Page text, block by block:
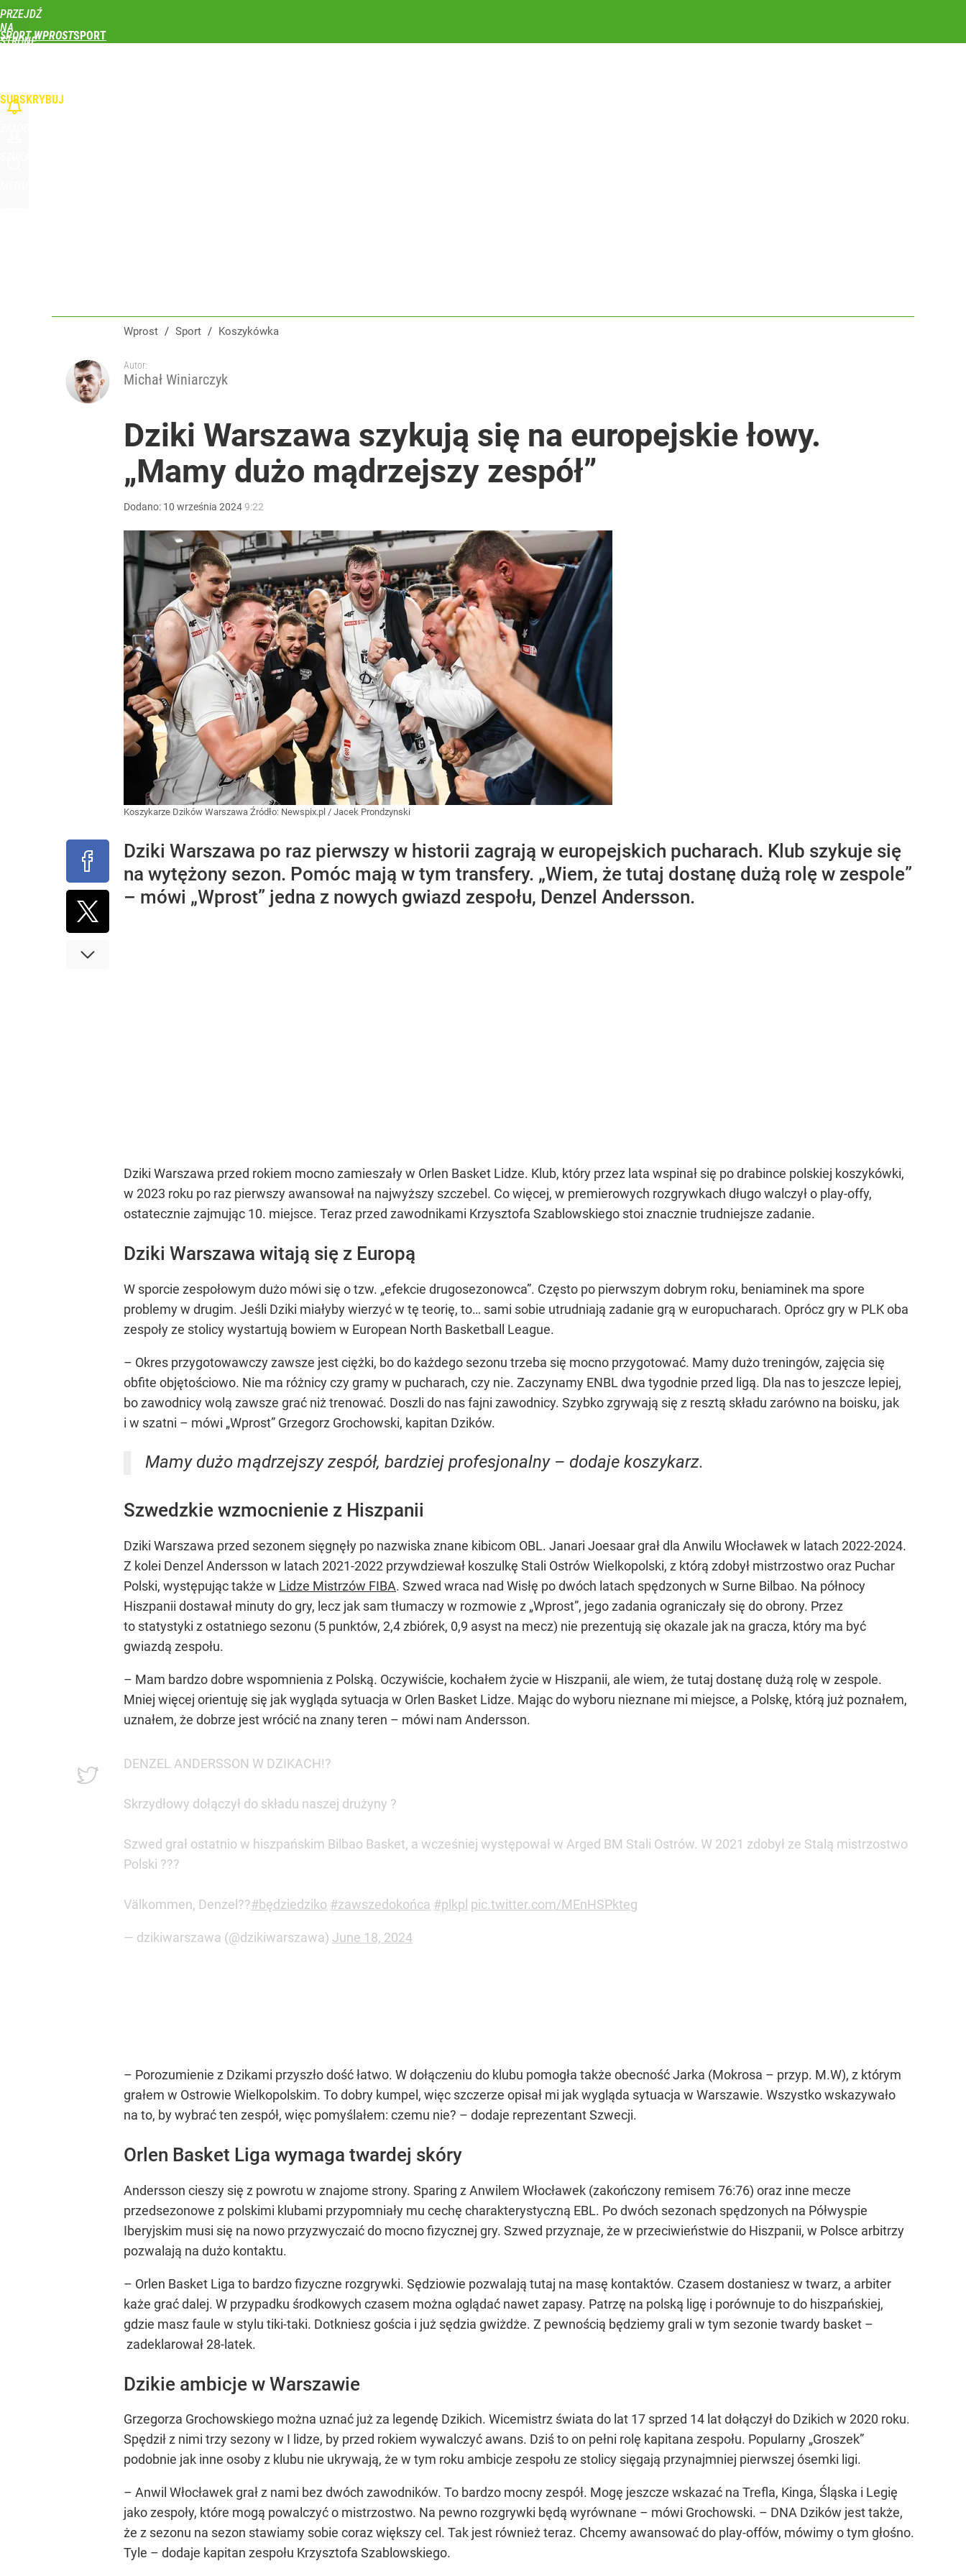
PRZEJDŹ
NA
STRONĘ
SPORT WPROST
SUBSKRYBUJ
Wprost / Sport / Koszykówka
Autor:
Michał Winiarczyk
Dziki Warszawa szykują się na europejskie łowy.
„Mamy dużo mądrzejszy zespół”
Dodano: 10 września 20249:22
Koszykarze Dzików Warszawa Źródło: Newspix.pl / Jacek Prondzynski
Dziki Warszawa po raz pierwszy w historii zagrają w europejskich pucharach. Klub szykuje się
na wytężony sezon. Pomóc mają w tym transfery. „Wiem, że tutaj dostanę dużą rolę w zespole”
– mówi „Wprost” jedna z nowych gwiazd zespołu, Denzel Andersson.
Dziki Warszawa przed rokiem mocno zamieszały w Orlen Basket Lidze. Klub, który przez lata wspinał się po drabince polskiej koszykówki,
w 2023 roku po raz pierwszy awansował na najwyższy szczebel. Co więcej, w premierowych rozgrywkach długo walczył o play-offy,
ostatecznie zajmując 10. miejsce. Teraz przed zawodnikami Krzysztofa Szablowskiego stoi znacznie trudniejsze zadanie.
Dziki Warszawa witają się z Europą
W sporcie zespołowym dużo mówi się o tzw. „efekcie drugosezonowca”. Często po pierwszym dobrym roku, beniaminek ma spore
problemy w drugim. Jeśli Dziki miałyby wierzyć w tę teorię, to… sami sobie utrudniają zadanie grą w europucharach. Oprócz gry w PLK oba
zespoły ze stolicy wystartują bowiem w European North Basketball League.
– Okres przygotowawczy zawsze jest ciężki, bo do każdego sezonu trzeba się mocno przygotować. Mamy dużo treningów, zajęcia się
obfite objętościowo. Nie ma różnicy czy gramy w pucharach, czy nie. Zaczynamy ENBL dwa tygodnie przed ligą. Dla nas to jeszcze lepiej,
bo zawodnicy wolą zawsze grać niż trenować. Doszli do nas fajni zawodnicy. Szybko zgrywają się z resztą składu zarówno na boisku, jak
i w szatni – mówi „Wprost” Grzegorz Grochowski, kapitan Dzików.
Mamy dużo mądrzejszy zespół, bardziej profesjonalny – dodaje koszykarz.
Szwedzkie wzmocnienie z Hiszpanii
Dziki Warszawa przed sezonem sięgnęły po nazwiska znane kibicom OBL. Janari Joesaar grał dla Anwilu Włocławek w latach 2022-2024.
Z kolei Denzel Andersson w latach 2021-2022 przywdziewał koszulkę Stali Ostrów Wielkopolski, z którą zdobył mistrzostwo oraz Puchar
Polski, występując także w Lidze Mistrzów FIBA. Szwed wraca nad Wisłę po dwóch latach spędzonych w Surne Bilbao. Na północy
Hiszpanii dostawał minuty do gry, lecz jak sam tłumaczy w rozmowie z „Wprost”, jego zadania ograniczały się do obrony. Przez
to statystyki z ostatniego sezonu (5 punktów, 2,4 zbiórek, 0,9 asyst na mecz) nie prezentują się okazale jak na gracza, który ma być
gwiazdą zespołu.
– Mam bardzo dobre wspomnienia z Polską. Oczywiście, kochałem życie w Hiszpanii, ale wiem, że tutaj dostanę dużą rolę w zespole.
Mniej więcej orientuję się jak wygląda sytuacja w Orlen Basket Lidze. Mając do wyboru nieznane mi miejsce, a Polskę, którą już poznałem,
uznałem, że dobrze jest wrócić na znany teren – mówi nam Andersson.
DENZEL ANDERSSON W DZIKACH!?
Skrzydłowy dołączył do składu naszej drużyny ?
Szwed grał ostatnio w hiszpańskim Bilbao Basket, a wcześniej występował w Arged BM Stali Ostrów. W 2021 zdobył ze Stalą mistrzostwo
Polski ???
Välkommen, Denzel??#będziedziko #zawszedokońca #plkpl pic.twitter.com/MEnHSPkteg
— dzikiwarszawa (@dzikiwarszawa) June 18, 2024
– Porozumienie z Dzikami przyszło dość łatwo. W dołączeniu do klubu pomogła także obecność Jarka (Mokrosa – przyp. M.W), z którym
grałem w Ostrowie Wielkopolskim. To dobry kumpel, więc szczerze opisał mi jak wygląda sytuacja w Warszawie. Wszystko wskazywało
na to, by wybrać ten zespół, więc pomyślałem: czemu nie? – dodaje reprezentant Szwecji.
Orlen Basket Liga wymaga twardej skóry
Andersson cieszy się z powrotu w znajome strony. Sparing z Anwilem Włocławek (zakończony remisem 76:76) oraz inne mecze
przedsezonowe z polskimi klubami przypomniały mu cechę charakterystyczną EBL. Po dwóch sezonach spędzonych na Półwyspie
Iberyjskim musi się na nowo przyzwyczaić do mocno fizycznej gry. Szwed przyznaje, że w przeciwieństwie do Hiszpanii, w Polsce arbitrzy
pozwalają na dużo kontaktu.
– Orlen Basket Liga to bardzo fizyczne rozgrywki. Sędziowie pozwalają tutaj na masę kontaktów. Czasem dostaniesz w twarz, a arbiter
każe grać dalej. W przypadku środkowych czasem można oglądać nawet zapasy. Patrzę na polską ligę i porównuje to do hiszpańskiej,
gdzie masz faule w stylu tiki-taki. Dotkniesz gościa i już sędzia gwiżdże. Z pewnością będziemy grali w tym sezonie twardy basket –
zadeklarował 28-latek.
Dzikie ambicje w Warszawie
Grzegorza Grochowskiego można uznać już za legendę Dzikich. Wicemistrz świata do lat 17 sprzed 14 lat dołączył do Dzikich w 2020 roku.
Spędził z nimi trzy sezony w I lidze, by przed rokiem wywalczyć awans. Dziś to on pełni rolę kapitana zespołu. Popularny „Groszek”
podobnie jak inne osoby z klubu nie ukrywają, że w tym roku ambicje zespołu ze stolicy sięgają przynajmniej pierwszej ósemki ligi.
– Anwil Włocławek grał z nami bez dwóch zawodników. To bardzo mocny zespół. Mogę jeszcze wskazać na Trefla, Kinga, Śląska i Legię
jako zespoły, które mogą powalczyć o mistrzostwo. Na pewno rozgrywki będą wyrównane – mówi Grochowski. – DNA Dzików jest także,
że z sezonu na sezon stawiamy sobie coraz większy cel. Tak jest również teraz. Chcemy awansować do play-offów, mówimy o tym głośno.
Tyle – dodaje kapitan zespołu Krzysztofa Szablowskiego.